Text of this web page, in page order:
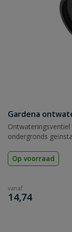
Gardena
ondergronds
Op voorraad
vanaf
€
14,74